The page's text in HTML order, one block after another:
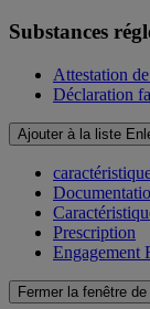
Substances
Attestation
Déclaration
Ajouter à la liste
Prescription
Engagement
Fermer la fenêtre